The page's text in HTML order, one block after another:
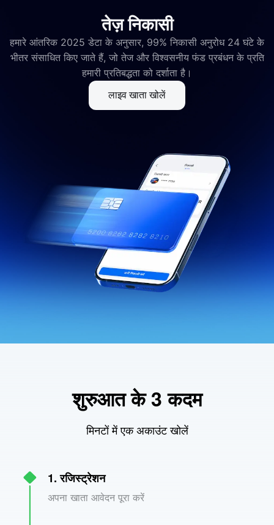
तेज़ निकासी
हमारे आंतरिक 2025 डेटा के अनुसार, 99% निकासी अनुरोध 24 घंटे के
भीतर संसाधित किए जाते हैं, जो तेज और विश्वसनीय फंड प्रबंधन के प्रति
हमारी प्रतिबद्धता को दर्शाता है।
लाइव खाता खोलें
शुरुआत के 3 कदम
मिनटों में एक अकाउंट खोलें
1. रजिस्ट्रेशन
अपना खाता आवेदन पूरा करें